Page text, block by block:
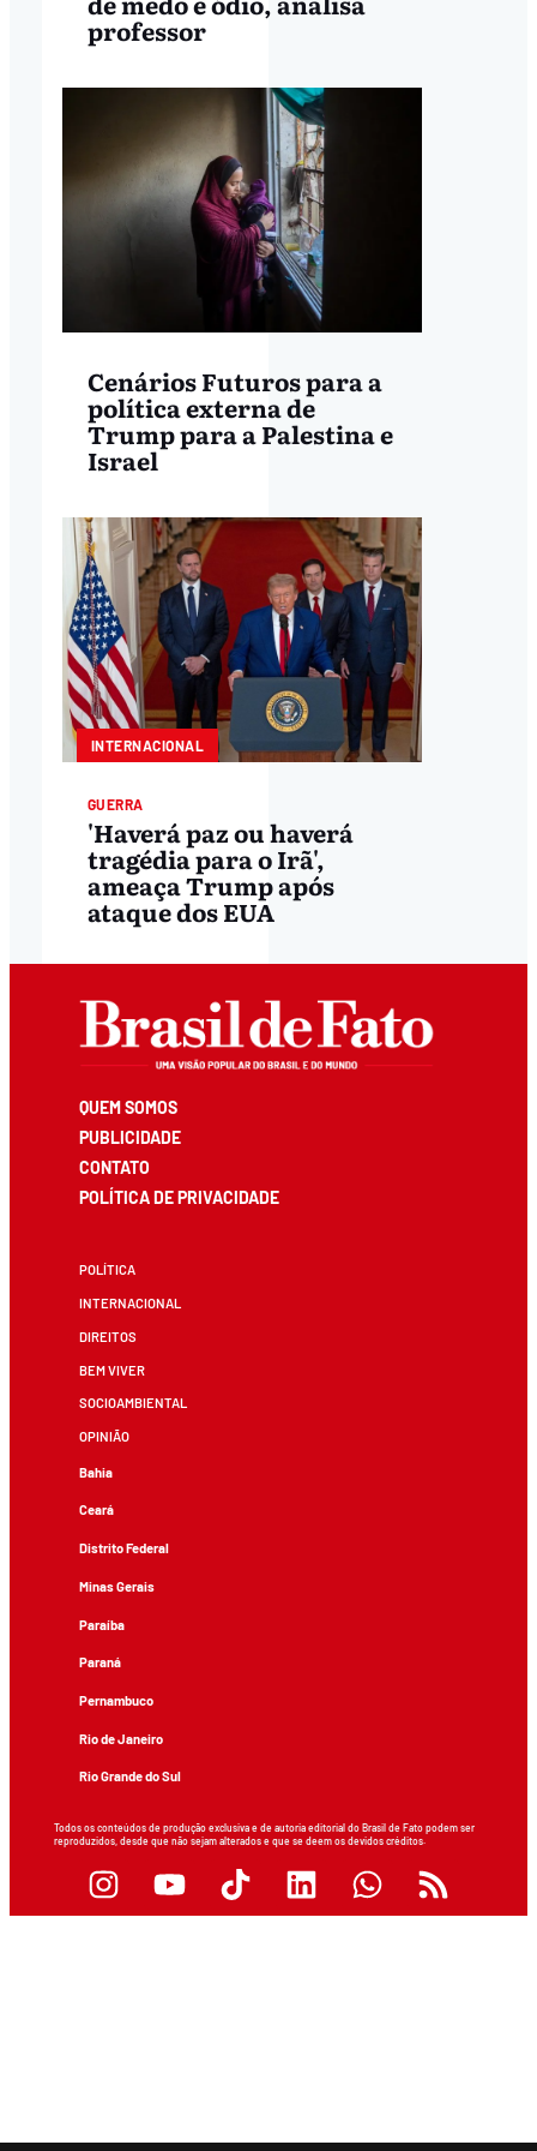
professor
Cenários Futuros para a
política externa de
Trump para a Palestina e
Israel
INTERNACIONAL
GUERRA
'Haverá paz ou haverá
tragédia para o Irã',
ameaça Trump após
ataque dos EUA
QUEM SOMOS
PUBLICIDADE
CONTATO
POLÍTICA DE PRIVACIDADE
POLÍTICA
INTERNACIONAL
DIREITOS
BEM VIVER
SOCIOAMBIENTAL
OPINIÃO
Bahia
Ceará
Distrito Federal
Minas Gerais
Paraíba
Paraná
Pernambuco
Rio de Janeiro
Rio Grande do Sul
Todos os conteúdos de produção exclusiva e de autoria editorial do Brasil de Fato podem ser
reproduzidos, desde que não sejam alterados e que se deem os devidos créditos.